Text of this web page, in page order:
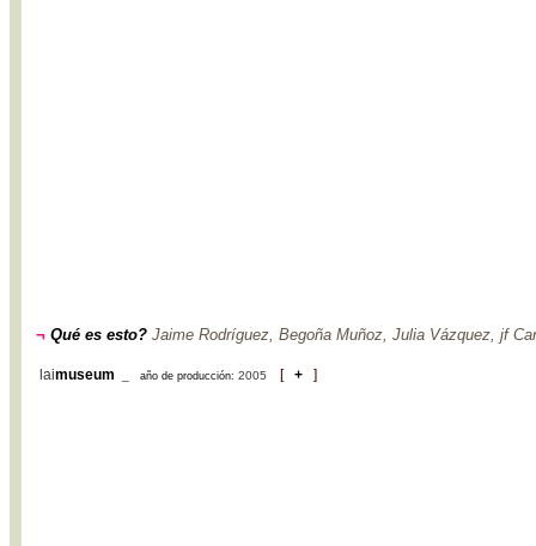
¬ Qué es esto? Jaime Rodríguez, Begoña Muñoz, Julia Vázquez, jf
laimuseum año de producción: 2005 [ + ]